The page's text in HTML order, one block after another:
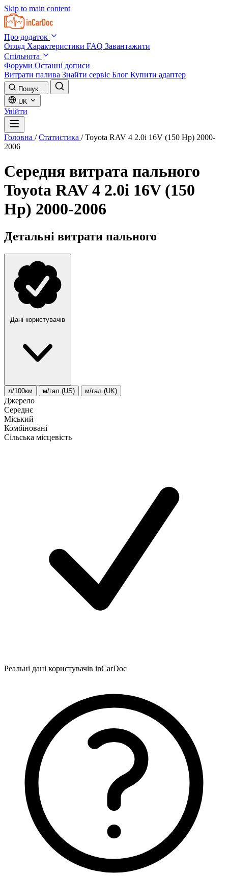
Skip to main content
Про додаток
Огляд Характеристики FAQ Завантажити
Спільнота
Форуми Останні дописи
Витрати палива Знайти сервіс Блог Купити адаптер
Пошук...
UK
Увійти
Головна / Статистика / Toyota RAV 4 2.0i 16V (150 Hp) 2000-
2006
Середня витрата пального
Toyota RAV 4 2.0i 16V (150
Hp) 2000-2006
Детальні витрати пального
Дані користувачів
л/100км м/гал.(US) м/гал.(UK)
Джерело
Середнє
Міський
Комбіновані
Сільська місцевість
Реальні дані користувачів inCarDoc